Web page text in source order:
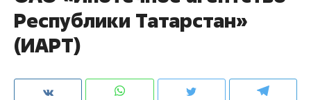
Республики Татарстан»
(ИАРТ)